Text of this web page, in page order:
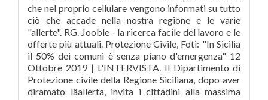
che nel proprio cellulare vengono informati su tutto
ciò che accade nella nostra regione e le varie
"allerte". RG. Jooble - la ricerca facile del lavoro e le
offerte più attuali. Protezione Civile, Foti: "In Sicilia
il 50% dei comuni è senza piano d'emergenza" 12
Ottobre 2019 | L'INTERVISTA. Il Dipartimento di
Protezione civile della Regione Siciliana, dopo aver
diramato lâallerta, invita i cittadini alla massima